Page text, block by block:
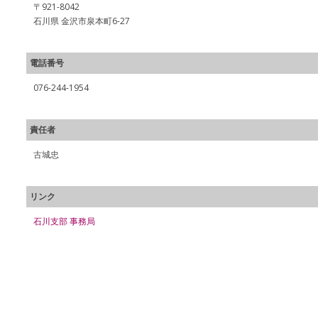
〒921-8042
石川県 金沢市泉本町6-27
電話番号
076-244-1954
責任者
古城忠
リンク
石川支部 事務局